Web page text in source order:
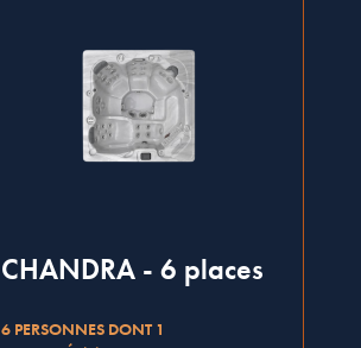
CHANDRA - 6 places
6 PERSONNES DONT 1